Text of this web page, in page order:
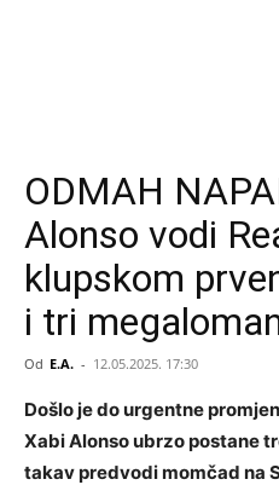
ODMAH
Alonso vodi
klupskom
i tri
Od E.A. - 12.05.2025. 17:30
Došlo je do urgentne
Xabi Alonso ubrzo postane
takav predvodi momčad na